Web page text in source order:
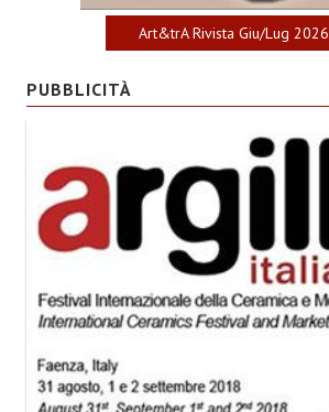
Art&trA Rivista Giu/Lug 2026
PUBBLICITÀ